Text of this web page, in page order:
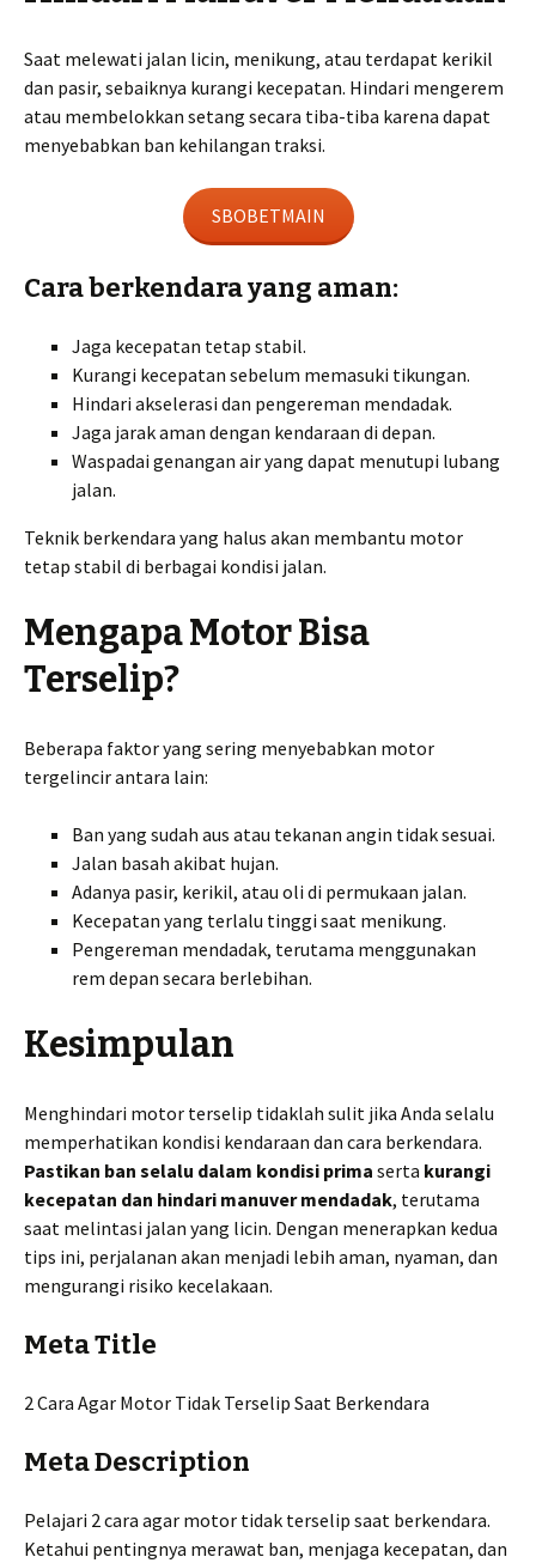
Saat melewati jalan licin, menikung, atau terdapat kerikil
dan pasir, sebaiknya kurangi kecepatan. Hindari mengerem
atau membelokkan setang secara tiba-tiba karena dapat
menyebabkan ban kehilangan traksi.
SBOBETMAIN
Cara berkendara yang aman:
Jaga kecepatan tetap stabil.
Kurangi kecepatan sebelum memasuki tikungan.
Hindari akselerasi dan pengereman mendadak.
Jaga jarak aman dengan kendaraan di depan.
Waspadai genangan air yang dapat menutupi lubang
jalan.
Teknik berkendara yang halus akan membantu motor
tetap stabil di berbagai kondisi jalan.
Mengapa Motor Bisa
Terselip?
Beberapa faktor yang sering menyebabkan motor
tergelincir antara lain:
Ban yang sudah aus atau tekanan angin tidak sesuai.
Jalan basah akibat hujan.
Adanya pasir, kerikil, atau oli di permukaan jalan.
Kecepatan yang terlalu tinggi saat menikung.
Pengereman mendadak, terutama menggunakan
rem depan secara berlebihan.
Kesimpulan
Menghindari motor terselip tidaklah sulit jika Anda selalu
memperhatikan kondisi kendaraan dan cara berkendara.
Pastikan ban selalu dalam kondisi prima serta kurangi
kecepatan dan hindari manuver mendadak, terutama
saat melintasi jalan yang licin. Dengan menerapkan kedua
tips ini, perjalanan akan menjadi lebih aman, nyaman, dan
mengurangi risiko kecelakaan.
Meta Title
2 Cara Agar Motor Tidak Terselip Saat Berkendara
Meta Description
Pelajari 2 cara agar motor tidak terselip saat berkendara.
Ketahui pentingnya merawat ban, menjaga kecepatan, dan